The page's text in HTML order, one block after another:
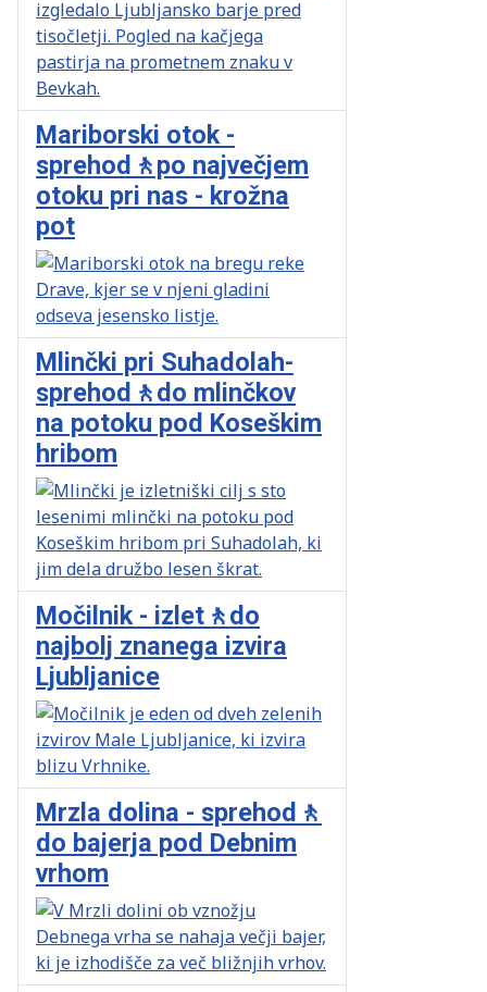
Mariborski otok -
sprehod🚶po največjem
otoku pri nas - krožna
pot
Mlinčki pri Suhadolah-
sprehod🚶do mlinčkov
na potoku pod Koseškim
hribom
Močilnik - izlet🚶do
najbolj znanega izvira
Ljubljanice
Mrzla dolina - sprehod🚶
do bajerja pod Debnim
vrhom